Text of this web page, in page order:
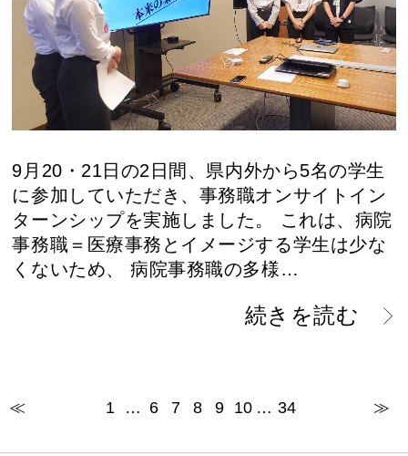
9月20・21日の2日間、県内外から5名の学生
に参加していただき、事務職オンサイトイン
ターンシップを実施しました。 これは、病院
事務職＝医療事務とイメージする学生は少な
くないため、 病院事務職の多様…
続きを読む
≪ 1 … 6 7 8 9 10 … 34 ≫